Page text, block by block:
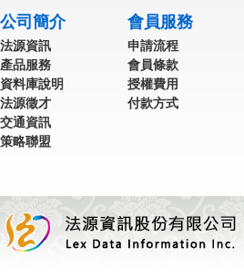
公司簡介
法源資訊
產品服務
資料庫說明
法源徵才
交通資訊
策略聯盟
會員服務
申請流程
會員條款
授權費用
付款方式